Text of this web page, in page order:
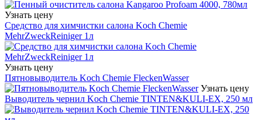
Узнать цену
Средство для химчистки салона Koch Chemie
MehrZweckReiniger 1л
Узнать цену
Пятновыводитель Koch Chemie FleckenWasser
Узнать цену
Выводитель чернил Koch Chemie TINTEN&KULI-EX, 250 мл